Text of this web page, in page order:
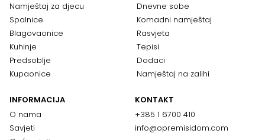
Namještaj za djecu
Spalnice
Blagovaonice
Kuhinje
Predsoblje
Kupaonice
Dnevne sobe
Komadni namještaj
Rasvjeta
Tepisi
Dodaci
Namještaj na zalihi
INFORMACIJA
O nama
Savjeti
KONTAKT
+385 1 6700 410
info@opremisidom.com